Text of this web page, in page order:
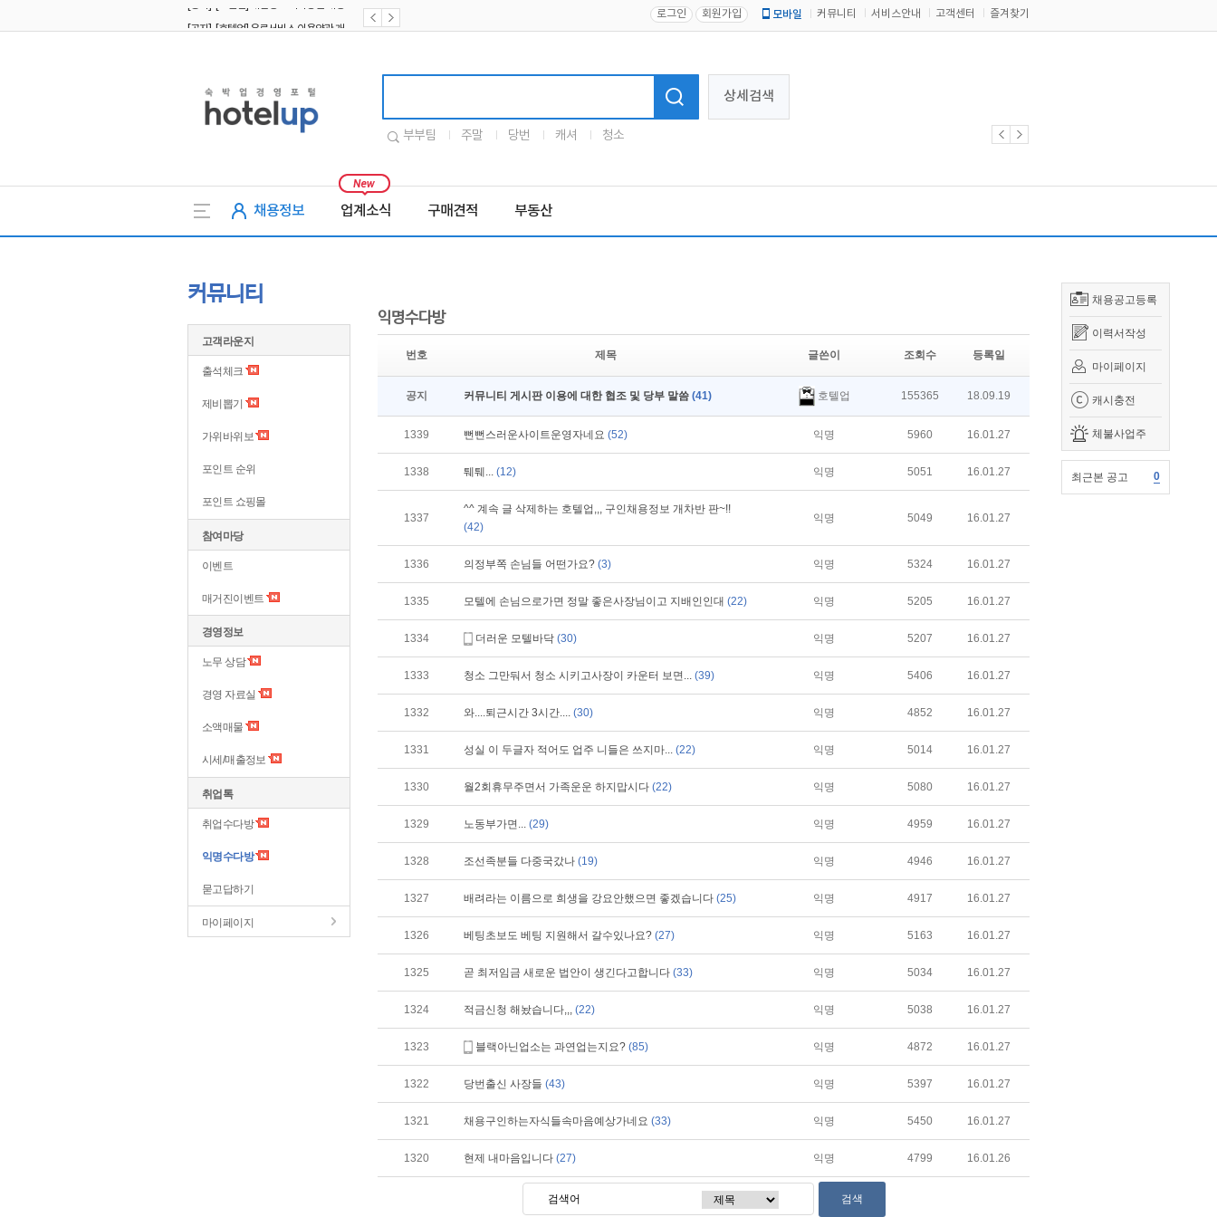
로그인 회원가입 모바일 커뮤니티 서비스안내 고객센터 즐겨찾기
상세검색
부부팀 주말 당번 캐셔 청소
채용정보 업계소식 구매견적 부동산
채용공고등록
이력서작성
마이페이지
캐시충전
체불사업주
최근본 공고 0
커뮤니티
고객라운지
출석체크
제비뽑기
가위바위보
포인트 순위
포인트 쇼핑몰
참여마당
이벤트
매거진이벤트
경영정보
노무 상담
경영 자료실
소액매물
시세/매출정보
취업톡
취업수다방
익명수다방
묻고답하기
마이페이지
익명수다방
번호 제목 글쓴이 조회수 등록일
공지 커뮤니티 게시판 이용에 대한 협조 및 당부 말씀 (41) 호텔업 155365 18.09.19
1339 뻔뻔스러운사이트운영자네요 (52) 익명 5960 16.01.27
1338 퉤퉤... (12) 익명 5051 16.01.27
1337
^^ 계속 글 삭제하는 호텔업,,, 구인채용정보 개차반 판~!!
(42)
익명 5049 16.01.27
1336 의정부쪽 손님들 어떤가요? (3) 익명 5324 16.01.27
1335 모텔에 손님으로가면 정말 좋은사장님이고 지배인인대 (22) 익명 5205 16.01.27
1334 더러운 모텔바닥 (30) 익명 5207 16.01.27
1333 청소 그만둬서 청소 시키고사장이 카운터 보면... (39) 익명 5406 16.01.27
1332 와....퇴근시간 3시간.... (30) 익명 4852 16.01.27
1331 성실 이 두글자 적어도 업주 니들은 쓰지마... (22) 익명 5014 16.01.27
1330 월2회휴무주면서 가족운운 하지맙시다 (22) 익명 5080 16.01.27
1329 노동부가면... (29) 익명 4959 16.01.27
1328 조선족분들 다중국갔나 (19) 익명 4946 16.01.27
1327 배려라는 이름으로 희생을 강요안했으면 좋겠습니다 (25) 익명 4917 16.01.27
1326 베팅초보도 베팅 지원해서 갈수있나요? (27) 익명 5163 16.01.27
1325 곧 최저임금 새로운 법안이 생긴다고합니다 (33) 익명 5034 16.01.27
1324 적금신청 해놨습니다,,, (22) 익명 5038 16.01.27
1323 블랙아닌업소는 과연업는지요? (85) 익명 4872 16.01.27
1322 당번출신 사장들 (43) 익명 5397 16.01.27
1321 채용구인하는자식들속마음예상가네요 (33) 익명 5450 16.01.27
1320 현제 내마음입니다 (27) 익명 4799 16.01.26